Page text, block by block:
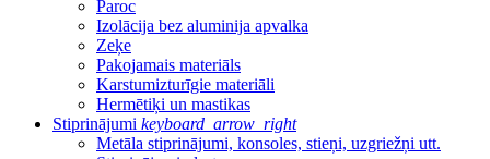
Paroc
Izolācija bez aluminija apvalka
Zeķe
Pakojamais materiāls
Karstumizturīgie materiāli
Hermētiķi un mastikas
Stiprinājumi keyboard_arrow_right
Metāla stiprinājumi, konsoles, stieņi, uzgriežņi utt.